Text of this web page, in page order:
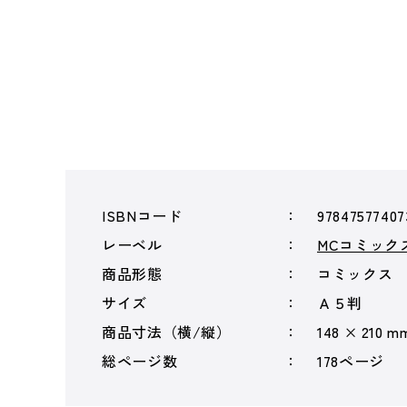
ISBNコード
レーベル
MCコミック
商品形態
コミックス
サイズ
Ａ５判
商品寸法（横/縦）
148 × 210
総ページ数
178ページ